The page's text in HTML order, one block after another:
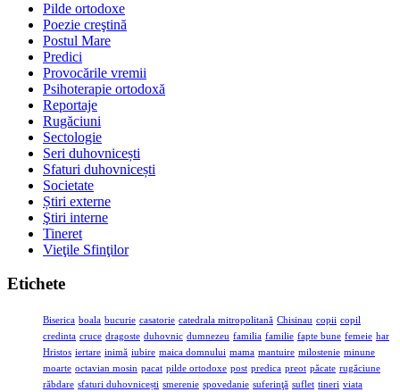
Pilde ortodoxe
Poezie creştină
Postul Mare
Predici
Provocările vremii
Psihoterapie ortodoxă
Reportaje
Rugăciuni
Sectologie
Seri duhovnicești
Sfaturi duhovnicești
Societate
Știri externe
Ştiri interne
Tineret
Vieţile Sfinţilor
Etichete
Biserica boala bucurie casatorie catedrala mitropolitană Chisinau copii copil
credinta cruce dragoste duhovnic dumnezeu familia familie fapte bune femeie har
Hristos iertare inimă iubire maica domnului mama mantuire milostenie minune
moarte octavian mosin pacat pilde ortodoxe post predica preot păcate rugăciune
răbdare sfaturi duhovnicești smerenie spovedanie suferinţă suflet tineri viata